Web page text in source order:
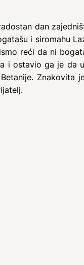
dan
i siromahu
reći da ni
i ostavio ga je da
Znakovita